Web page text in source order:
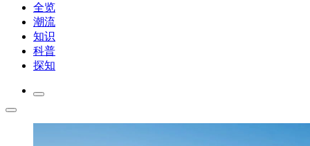
全览
潮流
知识
科普
探知